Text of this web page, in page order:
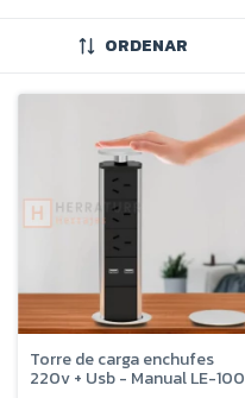
ORDENAR
Torre de carga enchufes
220v + Usb - Manual LE-100